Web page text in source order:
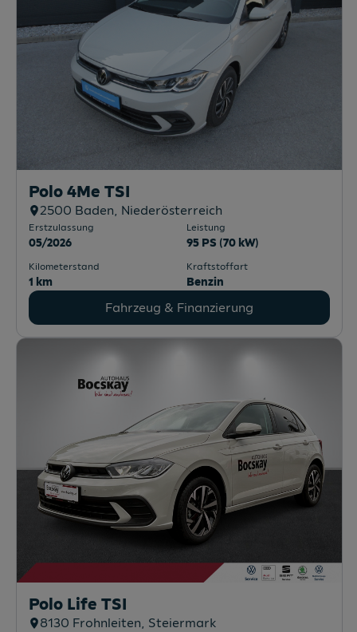
Polo 4Me TSI
2500 Baden, Niederösterreich
Erstzulassung
05/2026
Leistung
95 PS (70 kW)
Kilometerstand
1 km
Kraftstoffart
Benzin
Fahrzeug & Finanzierung
Polo Life TSI
8130 Frohnleiten, Steiermark